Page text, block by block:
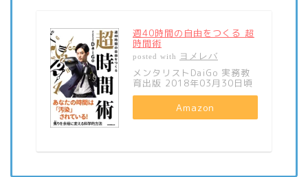
週40時間の自由をつくる 超
時間術
posted with ヨメレバ
メンタリストDaiGo 実務教
育出版 2018年03月30日頃
Amazon